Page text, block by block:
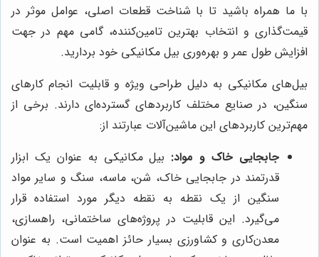
با ما همراه باشید تا با شناخت قطعات اصلی، عوامل موثر در
قیمت‌گذاری و انتخاب بهترین تامین‌کننده، گامی مهم در جهت
افزایش طول عمر و بهره‌وری بیل مکانیکی خود بردارید.
بیل‌های مکانیکی به دلیل طراحی ویژه و قابلیت انجام کارهای
سنگین، در صنایع مختلف کاربردهای گسترده‌ای دارند. برخی از
مهم‌ترین کاربردهای این ماشین‌آلات عبارتند از:
جابجایی خاک و مواد: بیل مکانیکی به عنوان یک ابزار
قدرتمند در جابجایی خاک، شن، ماسه، سنگ و سایر مواد
سنگین از یک نقطه به نقطه دیگر مورد استفاده قرار
می‌گیرد. این قابلیت در پروژه‌های ساختمانی، راهسازی،
معدن‌کاری و کشاورزی بسیار حائز اهمیت است. به عنوان